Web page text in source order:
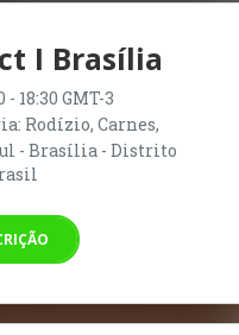
I Brasília
- 18:30 GMT-3
Rodízio, Carnes,
- Brasília - Distrito